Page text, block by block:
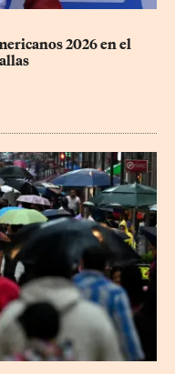
2026 en el